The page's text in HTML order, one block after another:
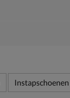
Instapschoenen